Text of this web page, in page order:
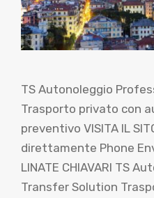
TS Autonoleggio
Trasporto privato con
preventivo VISITA IL
direttamente Phone
LINATE CHIAVARI TS
Transfer Solution